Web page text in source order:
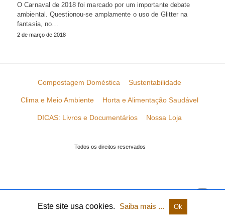
O Carnaval de 2018 foi marcado por um importante debate
ambiental. Questionou-se amplamente o uso de Glitter na
fantasia, no…
2 de março de 2018
Compostagem Doméstica Sustentabilidade
Clima e Meio Ambiente Horta e Alimentação Saudável
DICAS: Livros e Documentários Nossa Loja
Todos os direitos reservados
Este site usa cookies. Saiba mais ... Ok